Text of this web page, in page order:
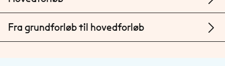
Fra grundforløb til hovedforløb